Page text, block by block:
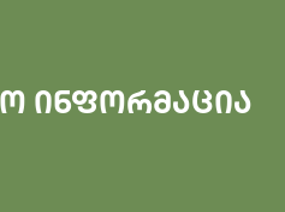
ინფორმაცია